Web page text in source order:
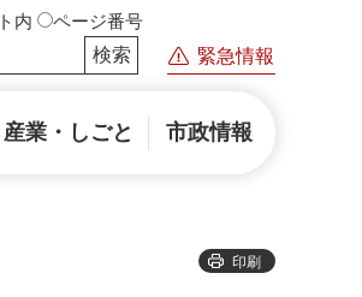
内 ページ番号
緊急情報
産業・しごと 市政情報
印刷